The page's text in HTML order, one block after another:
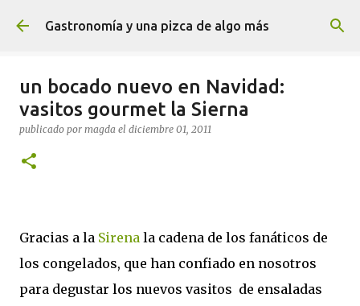
Ir al contenido principal
Gastronomía y una pizca de algo más
un bocado nuevo en Navidad:
vasitos gourmet la Sierna
publicado por magda el diciembre 01, 2011
Gracias a la Sirena la cadena de los fanáticos de
los congelados, que han confiado en nosotros
para degustar los nuevos vasitos de ensaladas